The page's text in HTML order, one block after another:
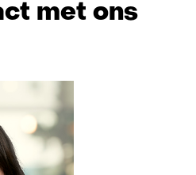
met ons
(Neem
contact
met